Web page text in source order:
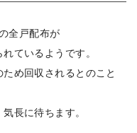
全戸配布が
ているようです。
め回収されるとのこと
長に待ちます。